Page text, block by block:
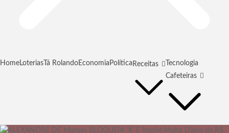
HomeLoterias Tá RolandoEconomia Política Receitas
Tecnologia
Cafeteiras